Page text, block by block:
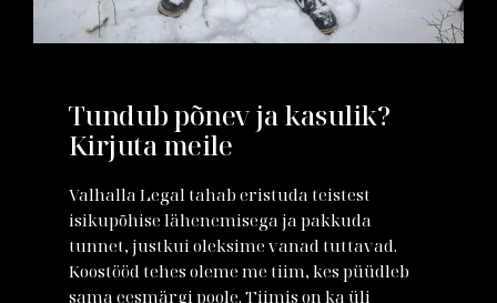
Tundub põnev ja kasulik?
Kirjuta meile
Valhalla Legal tahab eristuda teistest
isikupõhise lähenemisega ja pakkuda
tunnet, justkui oleksime vanad tuttavad.
Koostööd tehes oleme me tiim, kes püüdleb
sama eesmärgi poole. Tiimis on ka üli